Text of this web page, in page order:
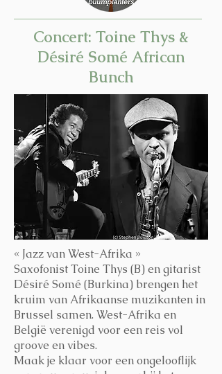
Concert: Toine Thys &
Désiré Somé African
Bunch
« Jazz van West-Afrika »
Saxofonist Toine Thys (B) en gitarist
Désiré Somé (Burkina) brengen het
kruim van Afrikaanse muzikanten in
Brussel samen. West-Afrika en
België verenigd voor een reis vol
groove en vibes.
Maak je klaar voor een ongelooflijk